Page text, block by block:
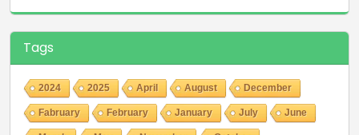
Tags
2024 2025 April August December
Fabruary February January July June